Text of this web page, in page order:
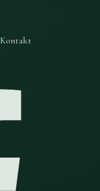
Kontakt